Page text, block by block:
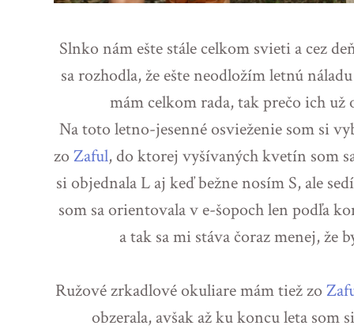
Slnko nám ešte stále celkom svieti a cez
sa rozhodla, že ešte neodložím letnú
mám celkom rada, tak prečo ich
Na toto letno-jesenné osvieženie som si
zo Zaful, do ktorej vyšívaných kvetín som
si objednala L aj keď bežne nosím S, ale
som sa orientovala v e-šopoch len podľa
a tak sa mi stáva čoraz menej, že
Ružové zrkadlové okuliare mám tiež zo
obzerala, avšak až ku koncu leta som